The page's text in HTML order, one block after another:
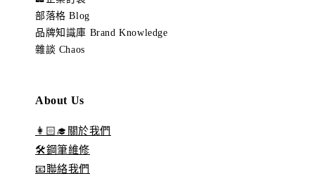
部落格 Blog
品牌知識庫 Brand Knowledge
雜談 Chaos
About Us
👩🏻‍🎓關於我們
🛠️鋼筆維修
📧聯絡我們